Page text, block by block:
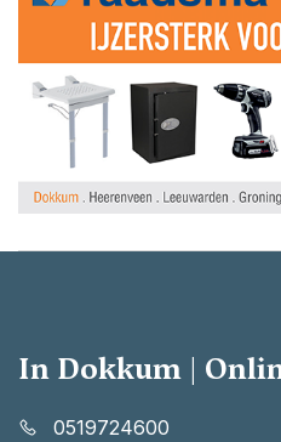
In Dokkum |
0519724600